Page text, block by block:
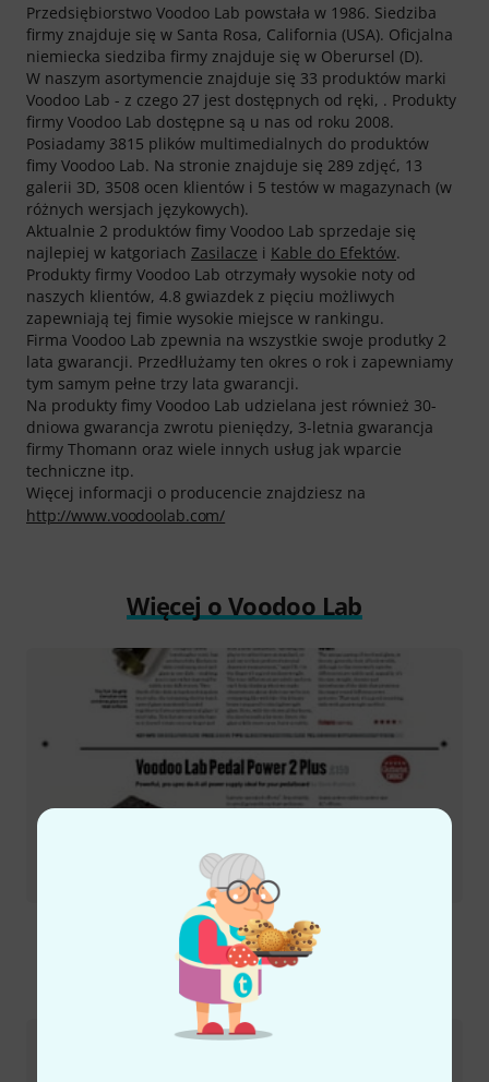
Przedsiębiorstwo Voodoo Lab powstała w 1986. Siedziba
firmy znajduje się w Santa Rosa, California (USA). Oficjalna
niemiecka siedziba firmy znajduje się w Oberursel (D).
W naszym asortymencie znajduje się 33 produktów marki
Voodoo Lab - z czego 27 jest dostępnych od ręki, . Produkty
firmy Voodoo Lab dostępne są u nas od roku 2008.
Posiadamy 3815 plików multimedialnych do produktów
fimy Voodoo Lab. Na stronie znajduje się 289 zdjęć, 13
galerii 3D, 3508 ocen klientów i 5 testów w magazynach (w
różnych wersjach językowych).
Aktualnie 2 produktów fimy Voodoo Lab sprzedaje się
najlepiej w katgoriach Zasilacze i Kable do Efektów.
Produkty firmy Voodoo Lab otrzymały wysokie noty od
naszych klientów, 4.8 gwiazdek z pięciu możliwych
zapewniają tej fimie wysokie miejsce w rankingu.
Firma Voodoo Lab zpewnia na wszystkie swoje produtky 2
lata gwarancji. Przedłlużamy ten okres o rok i zapewniamy
tym samym pełne trzy lata gwarancji.
Na produkty fimy Voodoo Lab udzielana jest również 30-
dniowa gwarancja zwrotu pieniędzy, 3-letnia gwarancja
firmy Thomann oraz wiele innych usług jak wparcie
techniczne itp.
Więcej informacji o producencie znajdziesz na
http://www.voodoolab.com/
Więcej o Voodoo Lab
Tak skontaktujesz się z nami